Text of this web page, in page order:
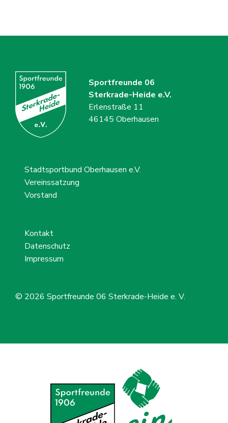
Sportfreunde 06
Sterkrade-Heide e.V.
Erlenstraße 11
46145 Oberhausen
Stadtsportbund Oberhausen e.V.
Vereinssatzung
Vorstand
Kontakt
Datenschutz
Impressum
© 2026 Sportfreunde 06 Sterkrade-Heide e. V.